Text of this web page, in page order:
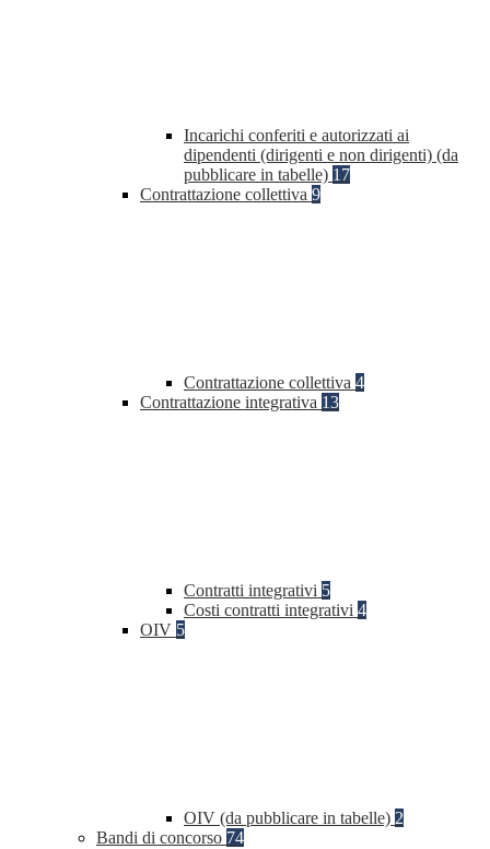
Incarichi conferiti e autorizzati ai
dipendenti (dirigenti e non dirigenti) (da
pubblicare in tabelle) 17
Contrattazione collettiva 9
Contrattazione collettiva 4
Contrattazione integrativa 13
Contratti integrativi 5
Costi contratti integrativi 4
OIV 5
OIV (da pubblicare in tabelle) 2
Bandi di concorso 74